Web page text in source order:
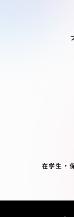
在学生・